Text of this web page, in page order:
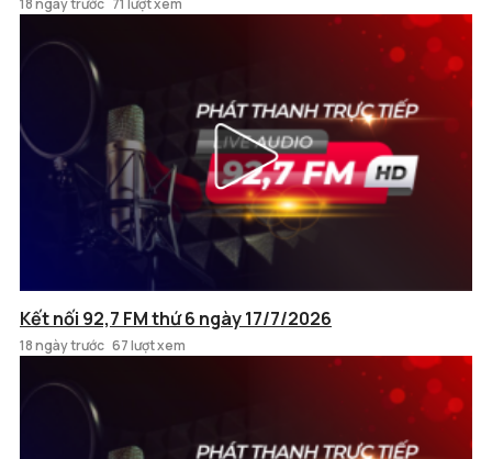
18 ngày trước 71 lượt xem
Kết nối 92,7 FM thứ 6 ngày 17/7/2026
18 ngày trước 67 lượt xem